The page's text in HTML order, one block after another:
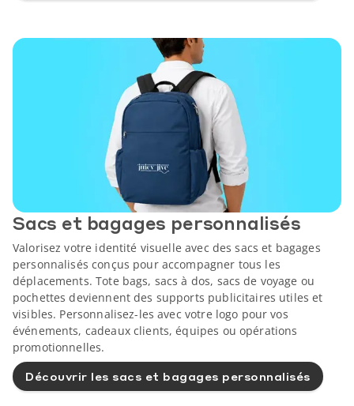
Sacs et bagages personnalisés
Valorisez votre identité visuelle avec des sacs et bagages
personnalisés conçus pour accompagner tous les
déplacements. Tote bags, sacs à dos, sacs de voyage ou
pochettes deviennent des supports publicitaires utiles et
visibles. Personnalisez-les avec votre logo pour vos
événements, cadeaux clients, équipes ou opérations
promotionnelles.
Découvrir les sacs et bagages personnalisés